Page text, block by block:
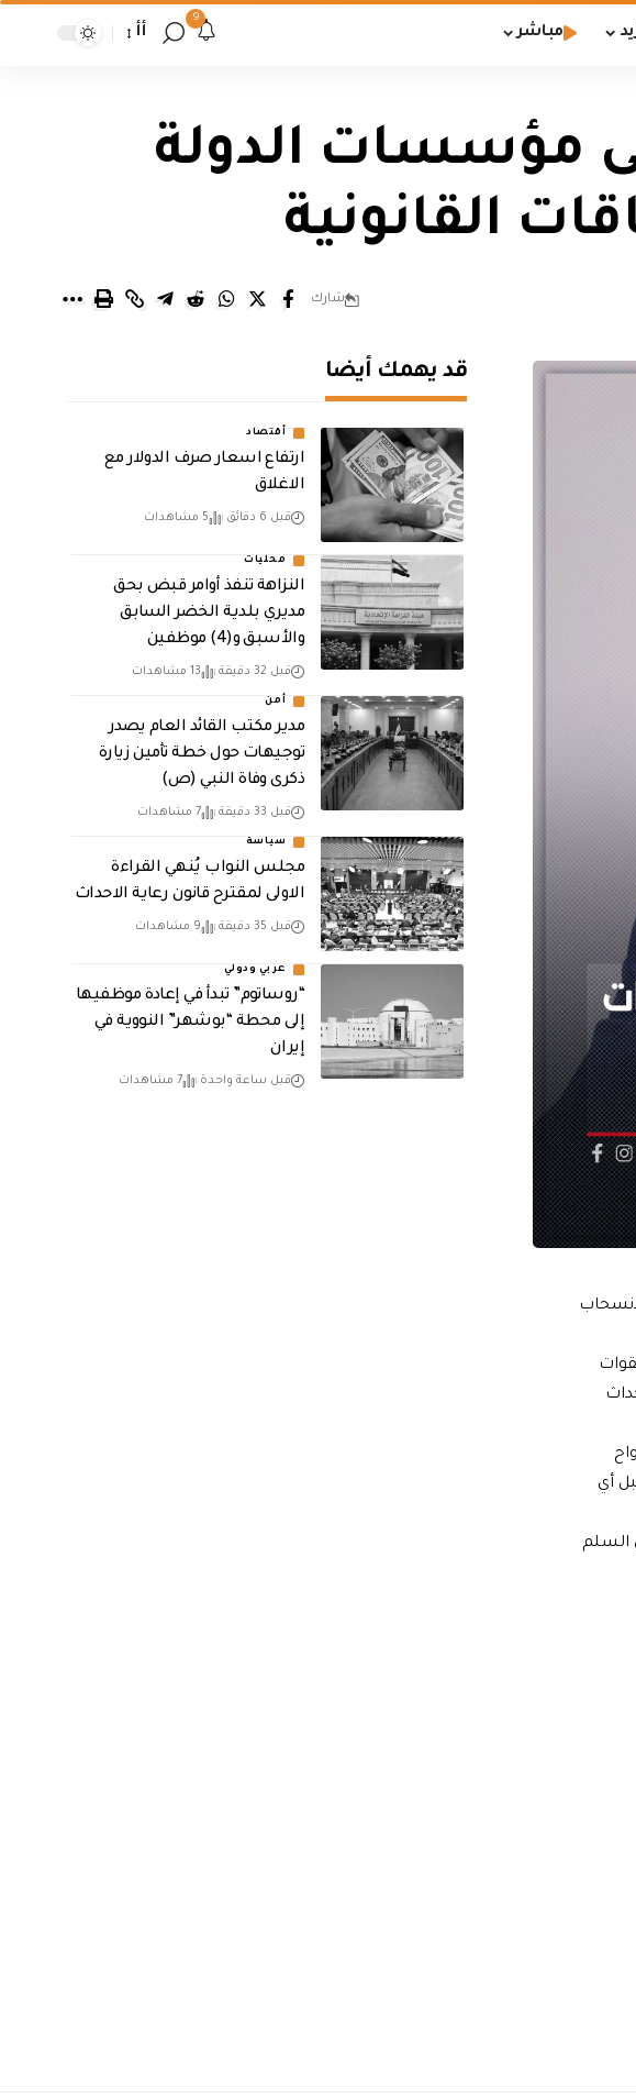
مباشر
9
أأ
مؤسسات الدولة
القانونية
شارك
أي
السلم
قد يهمك أيضا
أقتصاد
ارتفاع اسعار صرف الدولار مع
الاغلاق
قبل 6 دقائق 5 مشاهدات
محليات
النزاهة تنفذ أوامر قبض بحق
مديري بلدية الخضر السابق
والأسبق و(4) موظفين
قبل 32 دقيقة 13 مشاهدات
أمن
مدير مكتب القائد العام يصدر
توجيهات حول خطة تأمين زيارة
ذكرى وفاة النبي (ص)
قبل 33 دقيقة 7 مشاهدات
سياسة
مجلس النواب يُنهي القراءة
الاولى لمقترح قانون رعاية الاحداث
قبل 35 دقيقة 9 مشاهدات
عربي ودولي
“روساتوم” تبدأ في إعادة موظفيها
إلى محطة “بوشهر” النووية في
إيران
قبل ساعة واحدة 7 مشاهدات